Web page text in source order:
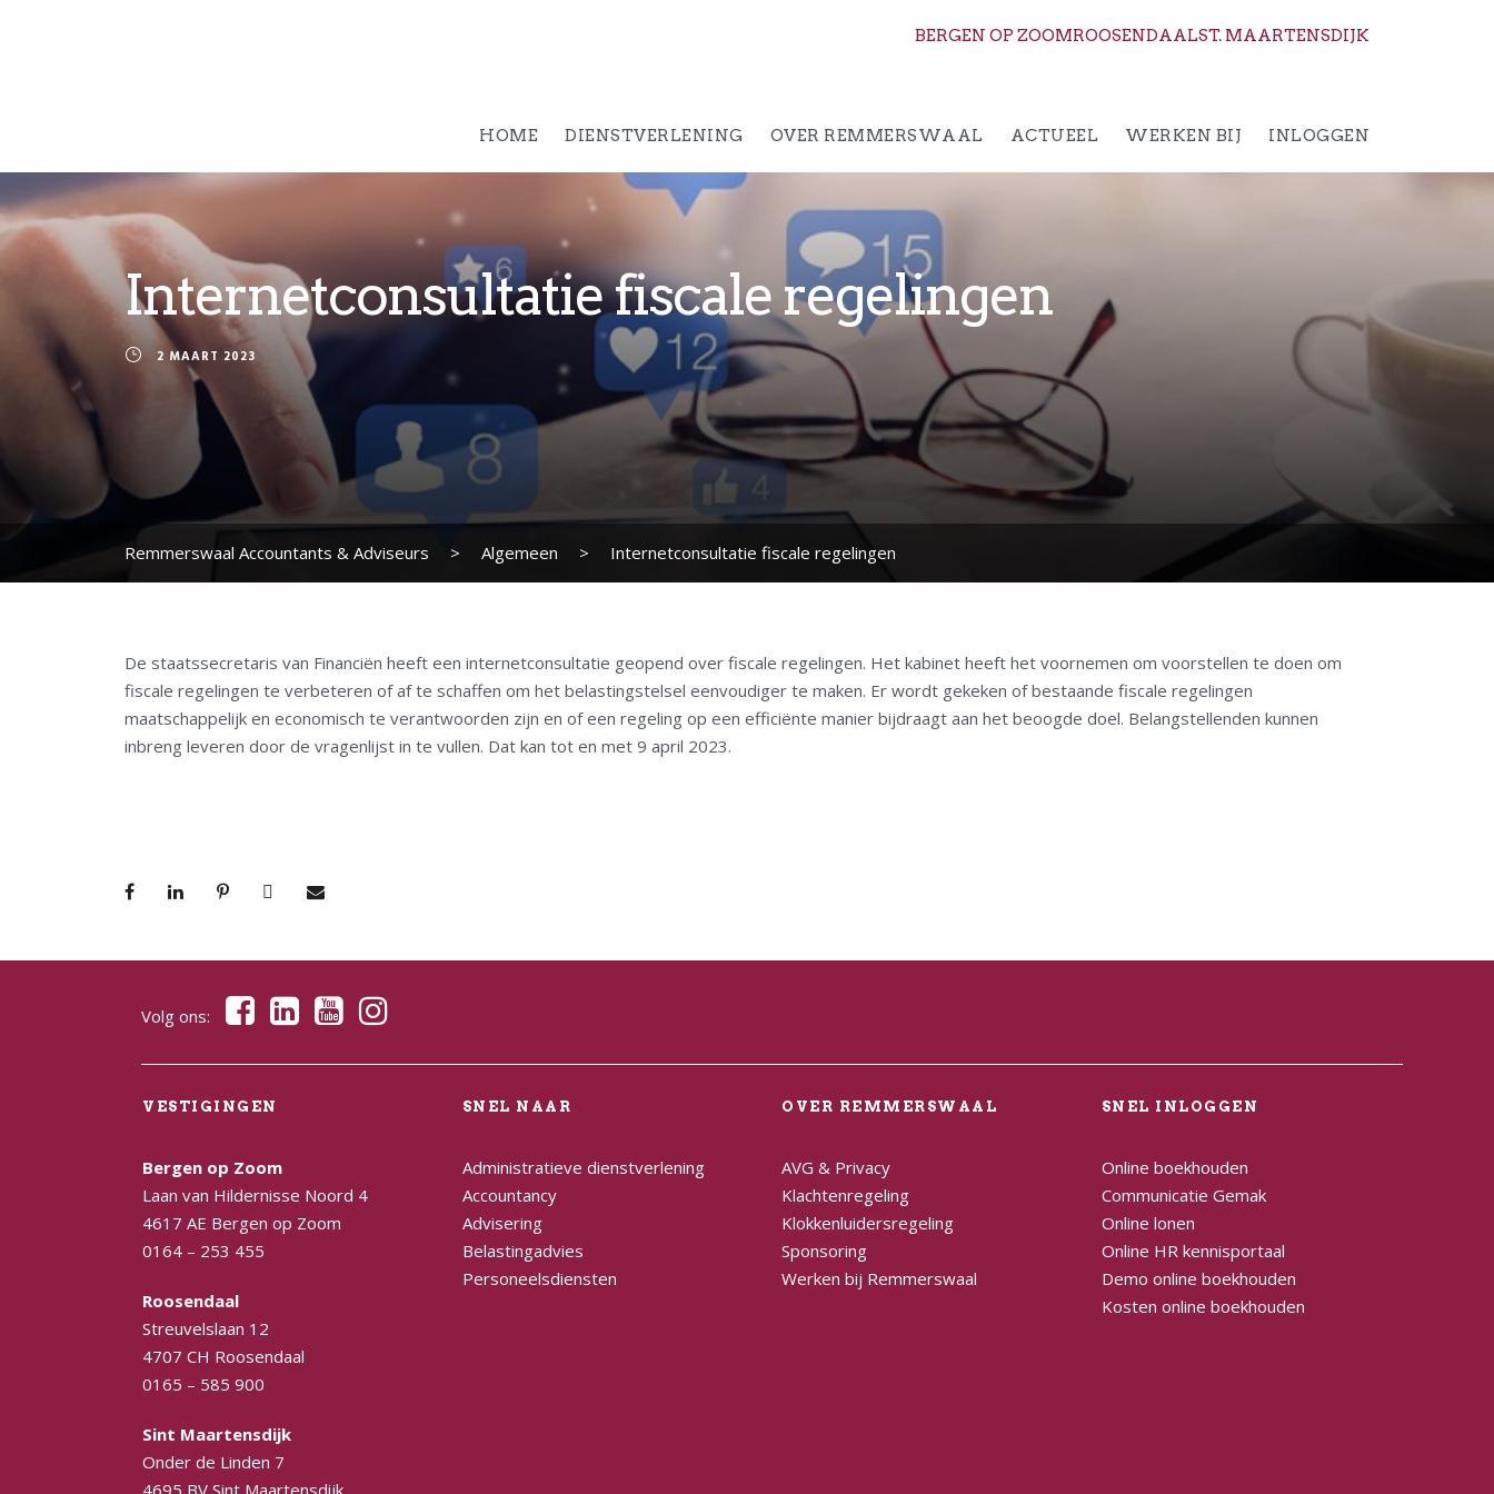
BERGEN OP ZOOMROOSENDAALST. MAARTENSDIJK
HOME DIENSTVERLENING OVER REMMERSWAAL ACTUEEL WERKEN BIJ INLOGGEN
Internetconsultatie fiscale regelingen
2 MAART 2023
Remmerswaal Accountants & Adviseurs > Algemeen > Internetconsultatie fiscale regelingen
De staatssecretaris van Financiën heeft een internetconsultatie geopend over fiscale regelingen. Het kabinet heeft het voornemen om voorstellen te doen om
fiscale regelingen te verbeteren of af te schaffen om het belastingstelsel eenvoudiger te maken. Er wordt gekeken of bestaande fiscale regelingen
maatschappelijk en economisch te verantwoorden zijn en of een regeling op een efficiënte manier bijdraagt aan het beoogde doel. Belangstellenden kunnen
inbreng leveren door de vragenlijst in te vullen. Dat kan tot en met 9 april 2023.
Volg ons:
VESTIGINGEN
Bergen op Zoom
Laan van Hildernisse Noord 4
4617 AE Bergen op Zoom
0164 – 253 455
Roosendaal
Streuvelslaan 12
4707 CH Roosendaal
0165 – 585 900
Sint Maartensdijk
Onder de Linden 7
SNEL NAAR
Administratieve dienstverlening
Accountancy
Advisering
Belastingadvies
Personeelsdiensten
OVER REMMERSWAAL
AVG & Privacy
Klachtenregeling
Klokkenluidersregeling
Sponsoring
Werken bij Remmerswaal
SNEL INLOGGEN
Online boekhouden
Communicatie Gemak
Online lonen
Online HR kennisportaal
Demo online boekhouden
Kosten online boekhouden